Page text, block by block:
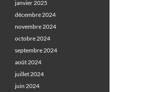
janvier 2025
décembre 2024
novembre 2024
octobre 2024
septembre 2024
août 2024
juillet 2024
juin 2024